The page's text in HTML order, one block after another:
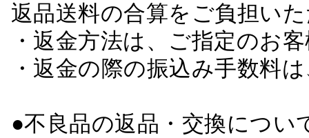
返品送料の合算をご負担い
・返金方法は、ご指定のお
・返金の際の振込み手数料
●不良品の返品・交換につい